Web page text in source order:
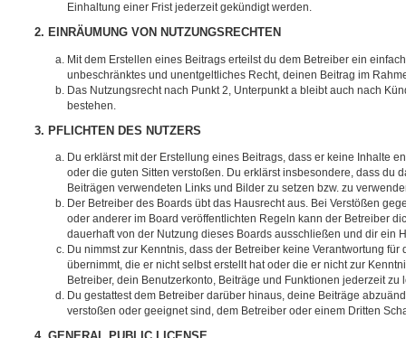
Einhaltung einer Frist jederzeit gekündigt werden.
2. EINRÄUMUNG VON NUTZUNGSRECHTEN
Mit dem Erstellen eines Beitrags erteilst du dem Betreiber ein
unbeschränktes und unentgeltliches Recht, deinen Beitrag im
Das Nutzungsrecht nach Punkt 2, Unterpunkt a bleibt auch nach
bestehen.
3. PFLICHTEN DES NUTZERS
Du erklärst mit der Erstellung eines Beitrags, dass er keine Inhalte
oder die guten Sitten verstoßen. Du erklärst insbesondere, dass du
Beiträgen verwendeten Links und Bilder zu setzen bzw. zu
Der Betreiber des Boards übt das Hausrecht aus. Bei Verstößen
oder anderer im Board veröffentlichten Regeln kann der Betreiber
dauerhaft von der Nutzung dieses Boards ausschließen und dir ein
Du nimmst zur Kenntnis, dass der Betreiber keine Verantwortung für
übernimmt, die er nicht selbst erstellt hat oder die er nicht zur
Betreiber, dein Benutzerkonto, Beiträge und Funktionen jederzeit zu
Du gestattest dem Betreiber darüber hinaus, deine Beiträge
verstoßen oder geeignet sind, dem Betreiber oder einem Dritten